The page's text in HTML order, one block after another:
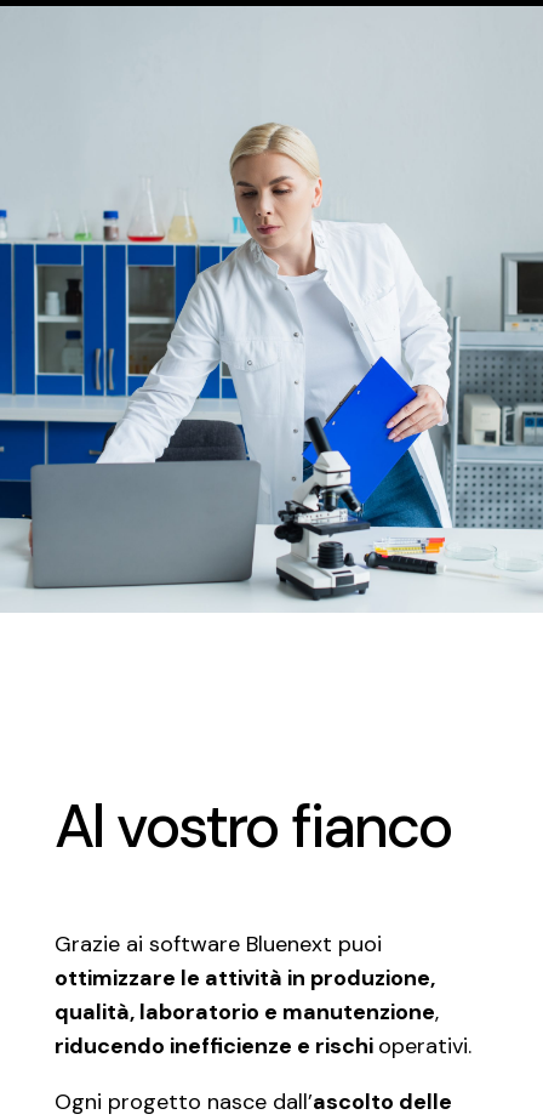
Al vostro fianco
Grazie ai software Bluenext puoi
ottimizzare le attività in produzione,
qualità, laboratorio e manutenzione,
riducendo inefficienze e rischi operativi.
Ogni progetto nasce dall’ascolto delle